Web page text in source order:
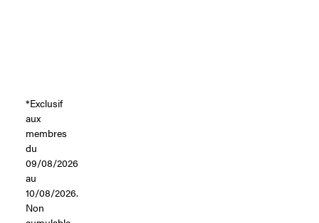
*Exclusif
aux
membres
du
09/08/2026
au
10/08/2026.
Non